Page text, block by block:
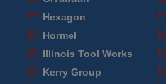
Hexagon
Hormel
Illinois Tool Works
Kerry Group